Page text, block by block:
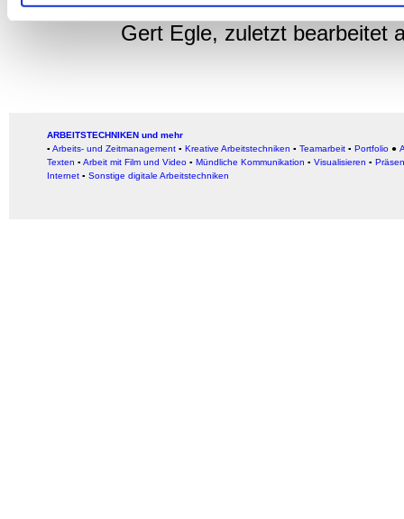
Gert Egle, zuletzt bearbeitet
ARBEITSTECHNIKEN und mehr
▪ Arbeits- und Zeitmanagement ▪ Kreative Arbeitstechniken ▪ Teamarbeit ▪ Portfolio ●
Texten ▪ Arbeit mit Film und Video ▪ Mündliche Kommunikation ▪ Visualisieren ▪
Internet ▪ Sonstige digitale Arbeitstechniken